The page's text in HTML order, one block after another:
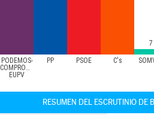
PODEMOS-
COMPROMÍS-
EUPV
PP PSOE C's
7
RESUMEN DEL ESCRUTINIO DE